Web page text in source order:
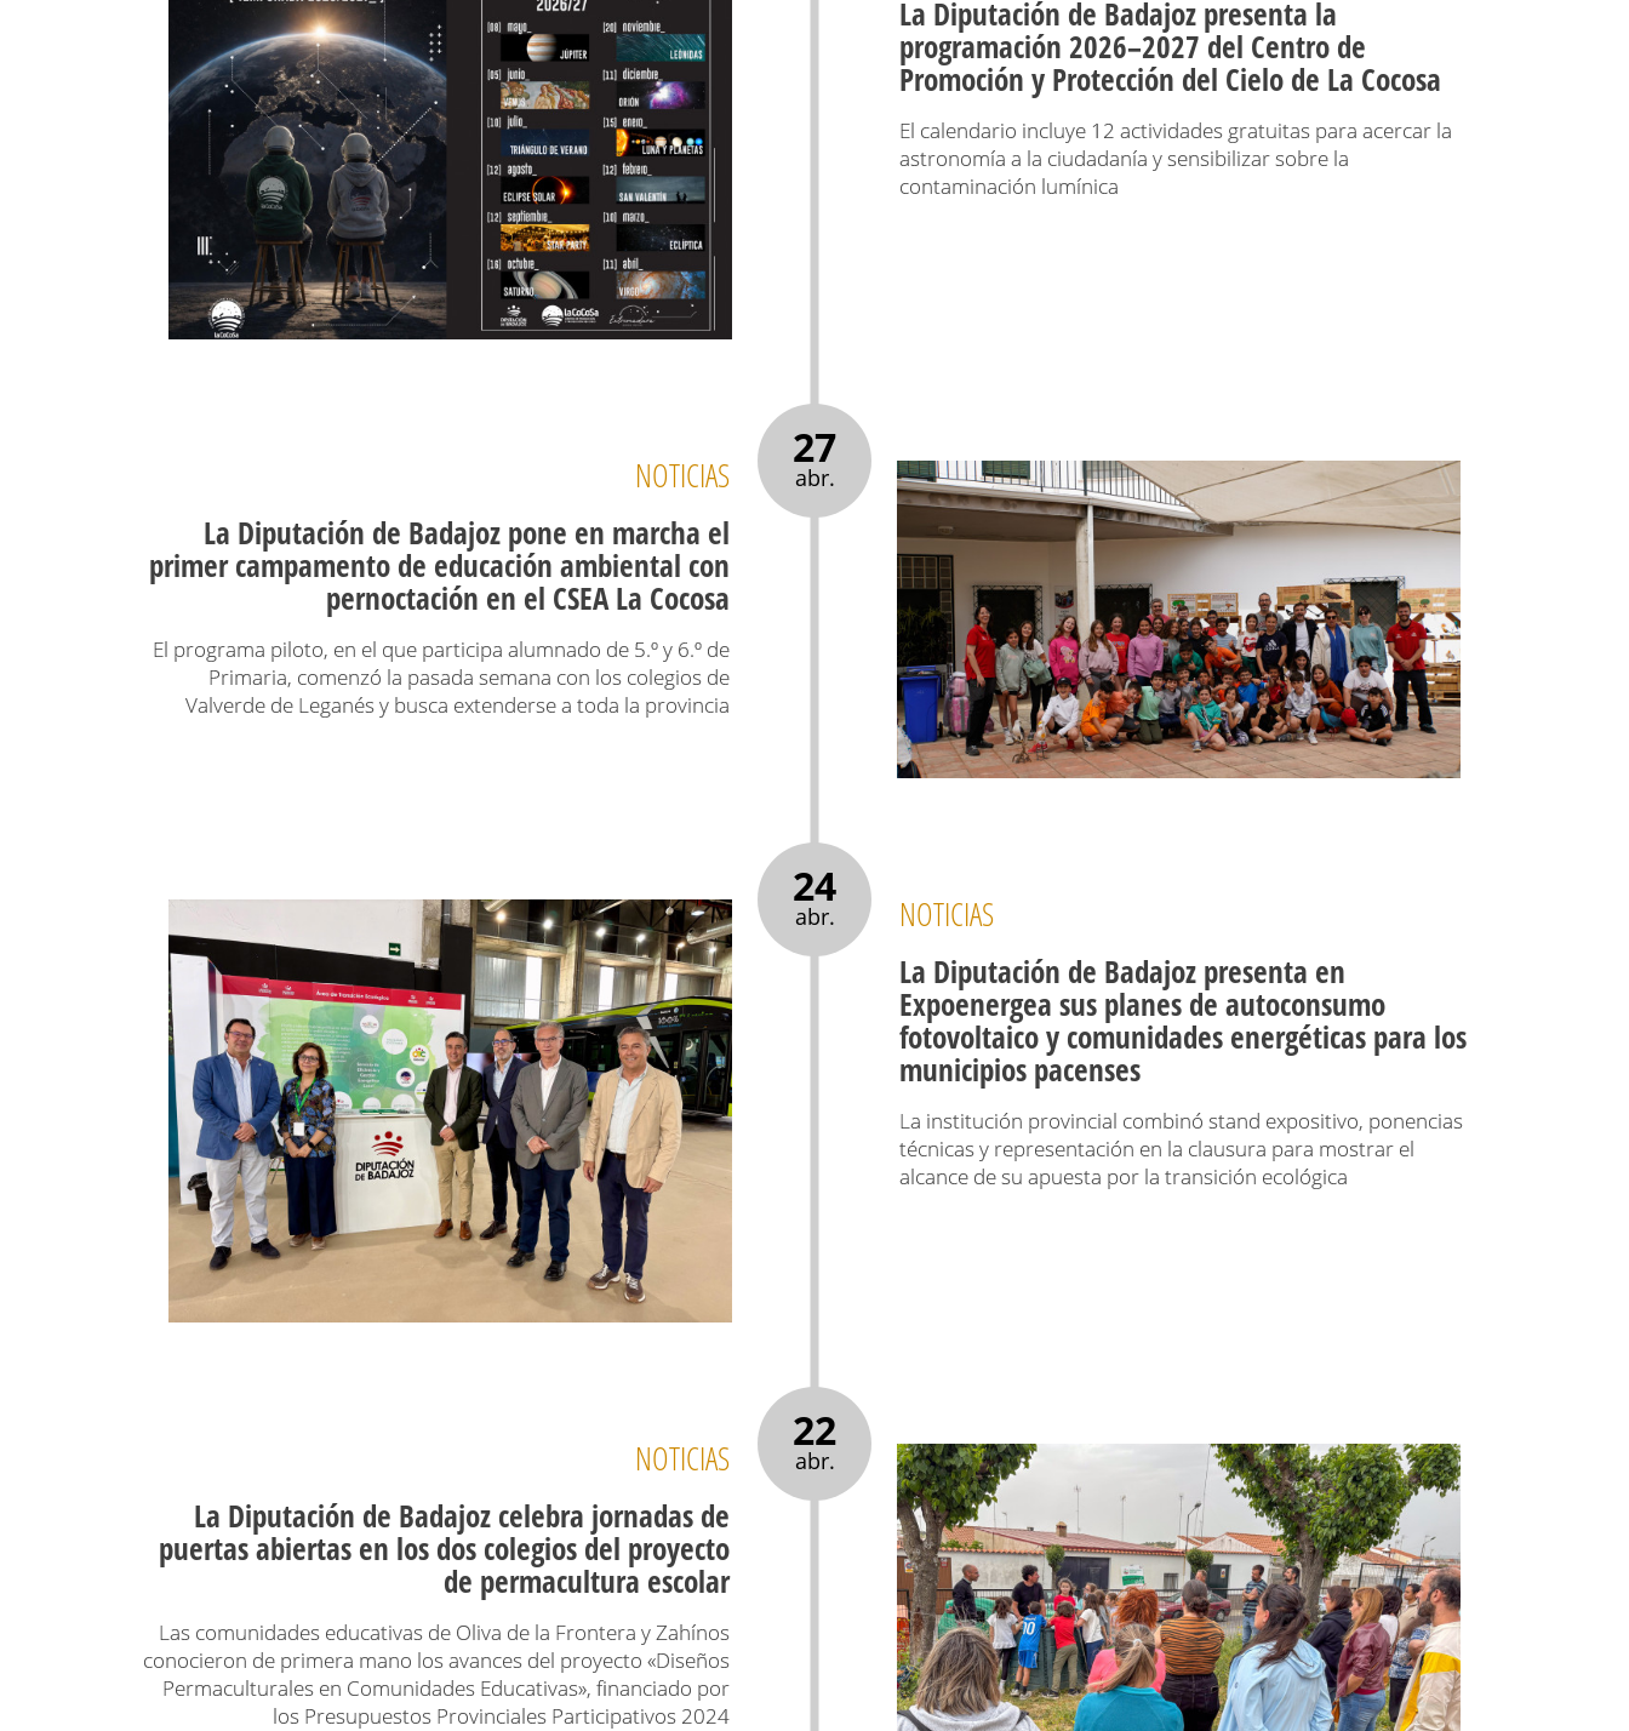
La Diputación de Badajoz presenta la
programación 2026–2027 del Centro de
Promoción y Protección del Cielo de La Cocosa
El calendario incluye 12 actividades gratuitas para acercar la
astronomía a la ciudadanía y sensibilizar sobre la
contaminación lumínica
27
abr.
NOTICIAS
La Diputación de Badajoz pone en marcha el
primer campamento de educación ambiental con
pernoctación en el CSEA La Cocosa
El programa piloto, en el que participa alumnado de 5.º y 6.º de
Primaria, comenzó la pasada semana con los colegios de
Valverde de Leganés y busca extenderse a toda la provincia
24
abr. NOTICIAS
La Diputación de Badajoz presenta en
Expoenergea sus planes de autoconsumo
fotovoltaico y comunidades energéticas para los
municipios pacenses
La institución provincial combinó stand expositivo, ponencias
técnicas y representación en la clausura para mostrar el
alcance de su apuesta por la transición ecológica
22
abr.
NOTICIAS
La Diputación de Badajoz celebra jornadas de
puertas abiertas en los dos colegios del proyecto
de permacultura escolar
Las comunidades educativas de Oliva de la Frontera y Zahínos
conocieron de primera mano los avances del proyecto «Diseños
Permaculturales en Comunidades Educativas», financiado por
los Presupuestos Provinciales Participativos 2024